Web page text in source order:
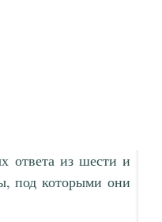
ответа из шести и
под которыми они